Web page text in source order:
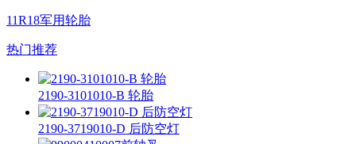
11R18军用轮胎
热门推荐
2190-3101010-B 轮胎
2190-3719010-D 后防空灯